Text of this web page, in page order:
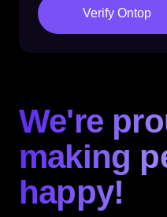
Verify Ontop
We're
making
happy!